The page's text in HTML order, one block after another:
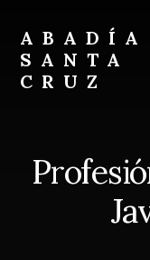
content
footer
ABADÍA
SANTA
CRUZ